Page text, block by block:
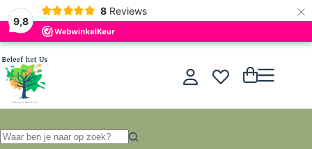
9,8
8 Reviews ×
Ga
naar
de
inhoud
Winkelwagen